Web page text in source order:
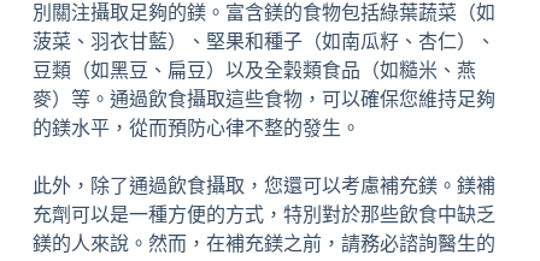
別關注攝取足夠的鎂。富含鎂的食物包括綠葉蔬菜（如
菠菜、羽衣甘藍）、堅果和種子（如南瓜籽、杏仁）、
豆類（如黑豆、扁豆）以及全穀類食品（如糙米、燕
麥）等。通過飲食攝取這些食物，可以確保您維持足夠
的鎂水平，從而預防心律不整的發生。
此外，除了通過飲食攝取，您還可以考慮補充鎂。鎂補
充劑可以是一種方便的方式，特別對於那些飲食中缺乏
鎂的人來說。然而，在補充鎂之前，請務必諮詢醫生的